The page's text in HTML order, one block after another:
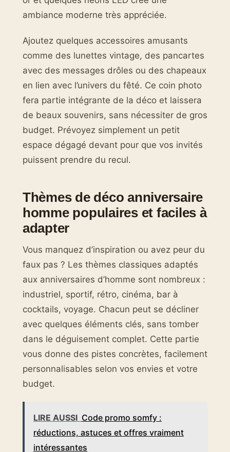
ambiance moderne très appréciée.
Ajoutez quelques accessoires amusants
comme des lunettes vintage, des pancartes
avec des messages drôles ou des chapeaux
en lien avec l’univers du fêté. Ce coin photo
fera partie intégrante de la déco et laissera
de beaux souvenirs, sans nécessiter de gros
budget. Prévoyez simplement un petit
espace dégagé devant pour que vos invités
puissent prendre du recul.
Thèmes de déco anniversaire
homme populaires et faciles à
adapter
Vous manquez d’inspiration ou avez peur du
faux pas ? Les thèmes classiques adaptés
aux anniversaires d’homme sont nombreux :
industriel, sportif, rétro, cinéma, bar à
cocktails, voyage. Chacun peut se décliner
avec quelques éléments clés, sans tomber
dans le déguisement complet. Cette partie
vous donne des pistes concrètes, facilement
personnalisables selon vos envies et votre
budget.
LIRE AUSSI Code promo somfy :
réductions, astuces et offres vraiment
intéressantes